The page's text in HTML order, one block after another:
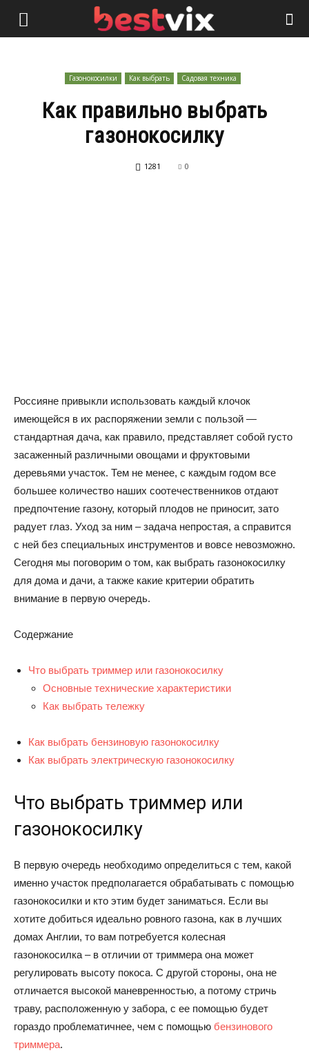
Газонокосилки Как выбрать Садовая техника
Как правильно выбрать
газонокосилку
1281 0
Россияне привыкли использовать каждый клочок
имеющейся в их распоряжении земли с пользой —
стандартная дача, как правило, представляет собой густо
засаженный различными овощами и фруктовыми
деревьями участок. Тем не менее, с каждым годом все
большее количество наших соотечественников отдают
предпочтение газону, который плодов не приносит, зато
радует глаз. Уход за ним – задача непростая, а справится
с ней без специальных инструментов и вовсе невозможно.
Сегодня мы поговорим о том, как выбрать газонокосилку
для дома и дачи, а также какие критерии обратить
внимание в первую очередь.
Содержание
Что выбрать триммер или газонокосилку
Основные технические характеристики
Как выбрать тележку
Как выбрать бензиновую газонокосилку
Как выбрать электрическую газонокосилку
Что выбрать триммер или
газонокосилку
В первую очередь необходимо определиться с тем, какой
именно участок предполагается обрабатывать с помощью
газонокосилки и кто этим будет заниматься. Если вы
хотите добиться идеально ровного газона, как в лучших
домах Англии, то вам потребуется колесная
газонокосилка – в отличии от триммера она может
регулировать высоту покоса. С другой стороны, она не
отличается высокой маневренностью, а потому стричь
траву, расположенную у забора, с ее помощью будет
гораздо проблематичнее, чем с помощью бензинового
триммера.